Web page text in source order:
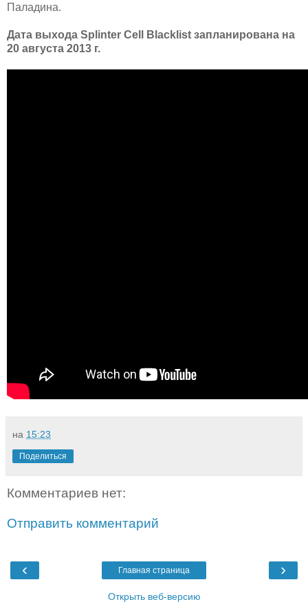
Паладина.
Дата выхода Splinter Cell Blacklist запланирована на
20 августа 2013 г.
на 15:23
Поделиться
Комментариев нет:
Отправить комментарий
‹ ›
Главная страница
Открыть веб-версию